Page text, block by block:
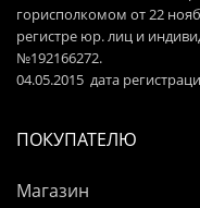
горисполкомом от 22
регистре юр. лиц и
№192166272.
04.05.2015 дата
ПОКУПАТЕЛЮ
Магазин